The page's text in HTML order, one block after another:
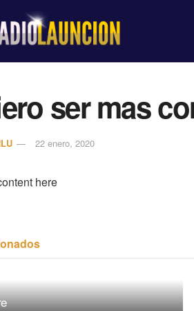
ser mas
22 enero, 2020
here